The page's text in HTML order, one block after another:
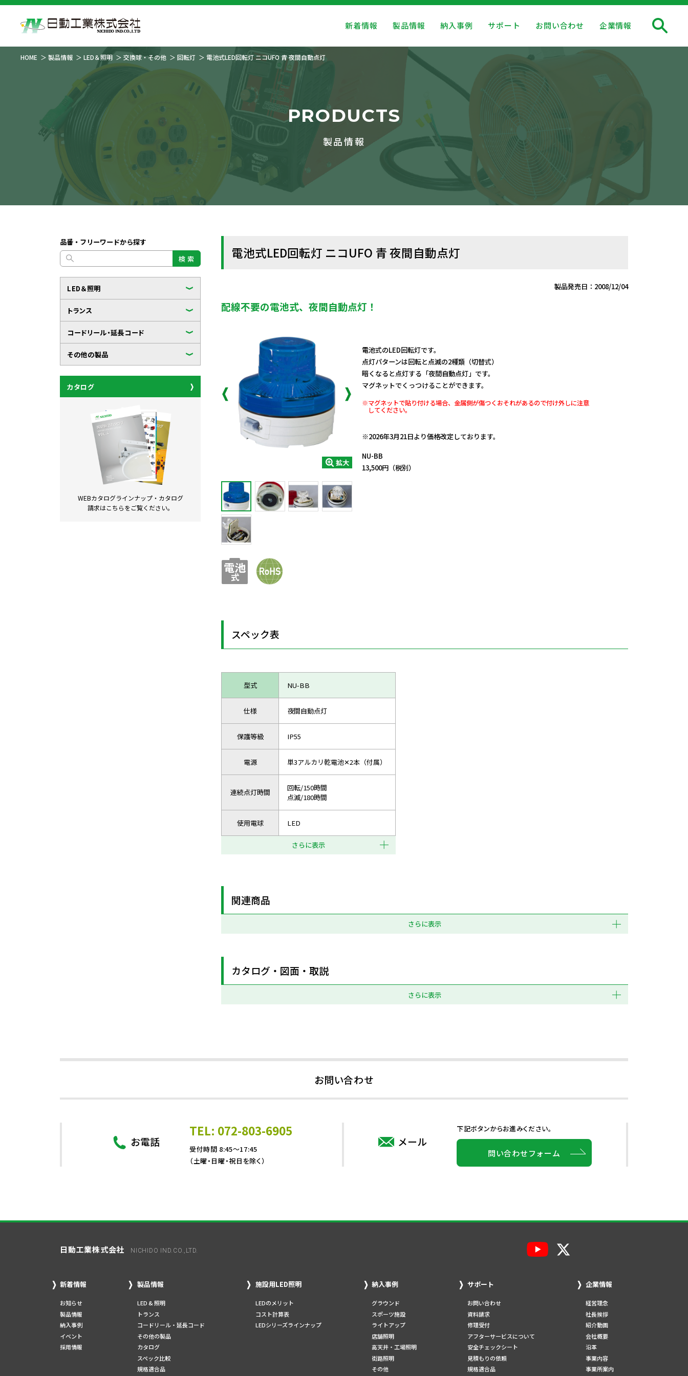
新着情報 製品情報 納入事例 サポート お問い合わせ 企業情報
HOME 製品情報 LED＆照明 交換球・その他 回転灯 電池式LED回転灯 ニコUFO 青 夜間自動点灯
PRODUCTS
製品情報
品番・フリーワードから探す
検 索
LED＆照明
トランス
コードリール・延長コード
その他の製品
カタログ
WEBカタログラインナップ・ カタログ
請求はこちらをご覧ください。
電池式LED回転灯 ニコUFO 青 夜間自動点灯
製品発売日：2008/12/04
配線不要の電池式、夜間自動点灯！
拡大
電池式のLED回転灯です。
点灯パターンは回転と点滅の2種類（切替式）
暗くなると点灯する「夜間自動点灯」です。
マグネットでくっつけることができます。
※マグネットで貼り付ける場合、金属側が傷つくおそれがあるので付け外しに注意
してください。
※2026年3月21日より価格改定しております。
NU-BB
13,500円（税別）
スペック表
型式 NU-BB
仕様 夜間自動点灯
保護等級 IP55
電源 単3アルカリ乾電池✕2本（付属）
連続点灯時間
回転/150時間
点滅/180時間
使用電球 LED
さらに表示
関連商品
さらに表示
カタログ・図面・取説
さらに表示
お問い合わせ
お電話
TEL: 072-803-6905
受付時間 8:45～17:45
（土曜・日曜・祝日を除く）
メール
下記ボタンからお進みください。
問い合わせフォーム
日動工業株式会社 NICHIDO IND.CO.,LTD.
新着情報
お知らせ
製品情報
納入事例
イベント
採用情報
製品情報
LED & 照明
トランス
コードリール・延長コード
その他の製品
カタログ
スペック比較
規格適合品
施設用LED照明
LEDのメリット
コスト計算表
LEDシリーズラインナップ
納入事例
グラウンド
スポーツ施設
ライトアップ
店舗照明
高天井・工場照明
街路照明
その他
サポート
お問い合わせ
資料請求
修理受付
アフターサービスについて
安全チェックシート
見積もりの依頼
規格適合品
企業情報
経営理念
社長挨拶
紹介動画
会社概要
沿革
事業内容
事業所案内